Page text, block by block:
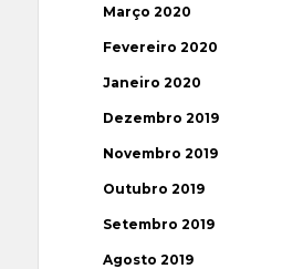
Março 2020
Fevereiro 2020
Janeiro 2020
Dezembro 2019
Novembro 2019
Outubro 2019
Setembro 2019
Agosto 2019